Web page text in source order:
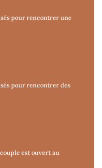
pour rencontrer une
pour rencontrer des
couple est ouvert au